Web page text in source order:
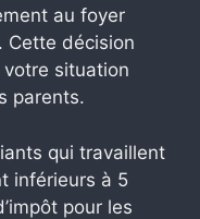
au foyer
Cette décision
situation
parents.
qui travaillent
inférieurs à 5
pour les